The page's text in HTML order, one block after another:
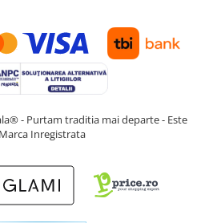
- Purtam traditia mai departe - Este
Marca Inregistrata